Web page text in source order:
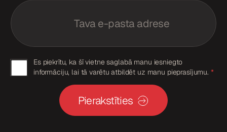
m
a
i
G
P
G
D
Es piekrītu, ka šī vietne saglabā manu iesniegto
informāciju, lai tā varētu atbildēt uz manu pieprasījumu. *
Pierakstīties